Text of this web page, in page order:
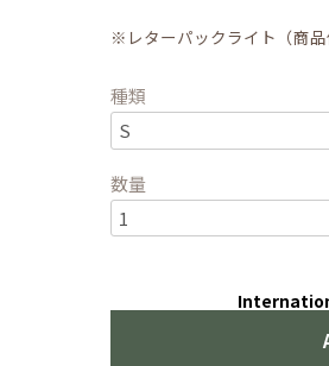
※レターパックライト（商品
種類
数量